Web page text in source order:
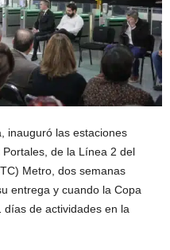
inauguró las estaciones
de la Línea 2 del
Metro, dos semanas
entrega y cuando la Copa
días de actividades en la